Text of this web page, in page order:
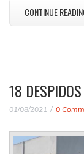
CONTINUE
18
01/08/2021 0